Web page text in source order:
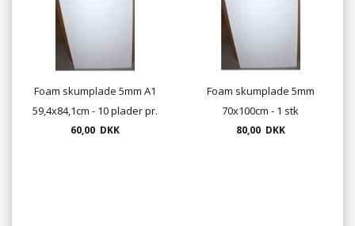
Foam skumplade 5mm A1
59,4x84,1cm - 10 plader pr.
pakke
60,00 DKK
Foam skumplade 5mm
70x100cm - 1 stk
80,00 DKK